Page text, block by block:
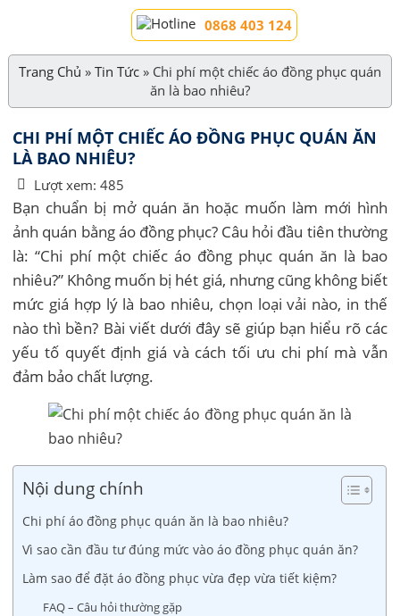
0868 403 124
Trang Chủ » Tin Tức» Chi phí một chiếc áo đồng phục quán
ăn là bao nhiêu?
CHI PHÍ MỘT CHIẾC ÁO ĐỒNG PHỤC QUÁN ĂN
LÀ BAO NHIÊU?
Lượt xem: 485
Bạn chuẩn bị mở quán ăn hoặc muốn làm mới hình
ảnh quán bằng áo đồng phục? Câu hỏi đầu tiên thường
là: “Chi phí một chiếc áo đồng phục quán ăn là bao
nhiêu?” Không muốn bị hét giá, nhưng cũng không biết
mức giá hợp lý là bao nhiêu, chọn loại vải nào, in thế
nào thì bền? Bài viết dưới đây sẽ giúp bạn hiểu rõ các
yếu tố quyết định giá và cách tối ưu chi phí mà vẫn
đảm bảo chất lượng.
Nội dung chính
Chi phí áo đồng phục quán ăn là bao nhiêu?
Vì sao cần đầu tư đúng mức vào áo đồng phục quán ăn?
Làm sao để đặt áo đồng phục vừa đẹp vừa tiết kiệm?
FAQ – Câu hỏi thường gặp